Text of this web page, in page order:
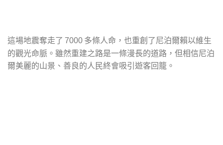
這場地震奪走了 7000 多條人命，也重創了尼泊爾賴以維生
的觀光命脈。雖然重建之路是一條漫長的道路，但相信尼泊
爾美麗的山景、善良的人民終會吸引遊客回籠。